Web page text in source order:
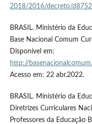
2018/2016/decreto/
BRASIL. Ministério da
Base Nacional Comum
Disponível em:
http://
Acesso em: 22 abr.2022.
BRASIL. Ministério da
Diretrizes Curriculares
Professores da Educação